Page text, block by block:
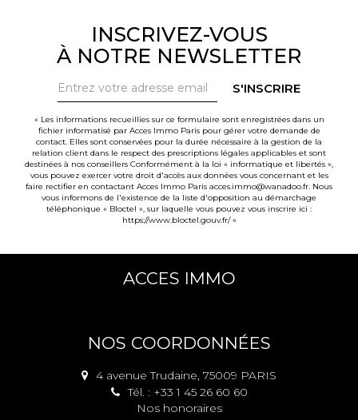
INSCRIVEZ-VOUS
À NOTRE NEWSLETTER
S'INSCRIRE
« Les informations recueillies sur ce formulaire sont enregistrées dans un
fichier informatisé par Acces Immo Paris pour gérer votre demande de
contact. Elles sont conservées pour la durée nécessaire à la gestion de la
relation client dans le respect des prescriptions légales applicables et sont
destinées à nos conseillers Conformément à la loi « informatique et libertés »,
vous pouvez exercer votre droit d'accès aux données vous concernant et les
faire rectifier en contactant Acces Immo Paris acces.immo@wanadoo.fr. Nous
vous informons de l'existence de la liste d'opposition au démarchage
téléphonique « Bloctel », sur laquelle vous pouvez vous inscrire ici :
https://www.bloctel.gouv.fr/»
ACCES IMMO
NOS COORDONNÉES
4 avenue Trudaine, 75009 PARIS
Tél. : +33 1 45 26 60 60
Nos honoraires